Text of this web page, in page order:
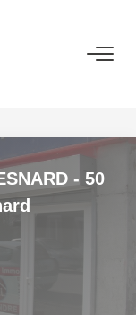
- 50